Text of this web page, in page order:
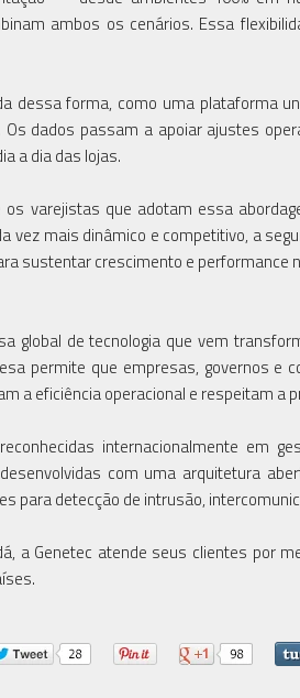
ambos os cenários. Essa
dessa forma, como uma plataforma
dados passam a apoiar ajustes
a dia das lojas.
varejistas que adotam essa
vez mais dinâmico e competitivo, a
sustentar crescimento e performance
global de tecnologia que vem
permite que empresas, governos e
a eficiência operacional e respeitam a
internacionalmente em
com uma arquitetura
para detecção de intrusão,
a Genetec atende seus clientes por